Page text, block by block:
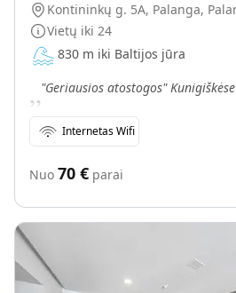
Vietų iki 24
830 m iki Baltijos jūra
„"Geriausios atostogos" Kunigiškėse
Internetas Wifi
Nuo 70 € parai